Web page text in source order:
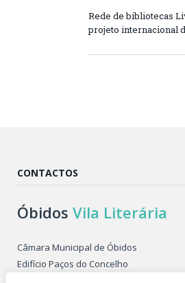
Rede de bibliotecas
projeto internacional
CONTACTOS
Óbidos Vila Literária
Câmara Municipal de Óbidos
Edifício Paços do Concelho